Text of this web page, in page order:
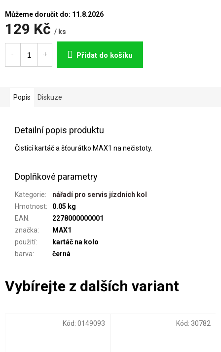
129 Kč / ks
Měrná
cena:
Můžeme doručit do: 11.8.2026
Přidat do košíku
Popis Diskuze
Detailní popis produktu
Čistící kartáč a šťourátko MAX1 na nečistoty.
Doplňkové parametry
Kategorie:
nářadí pro servis jízdních kol
Hmotnost:
0.05 kg
EAN:
2278000000001
značka:
MAX1
použití:
kartáč na kolo
barva: černá
Kód: 0149093 Kód: 30782